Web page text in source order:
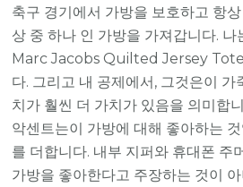
축구 경기에서 가방을 보호하고 항
상 중 하나 인 가방을 가져갑니다. 나
Marc Jacobs Quilted Jersey Tote
다. 그리고 내 공제에서, 그것은이
치가 훨씬 더 가치가 있음을 의미합
악센트는이 가방에 대해 좋아하는
를 더합니다. 내부 지퍼와 휴대폰 주
가방을 좋아한다고 주장하는 것이